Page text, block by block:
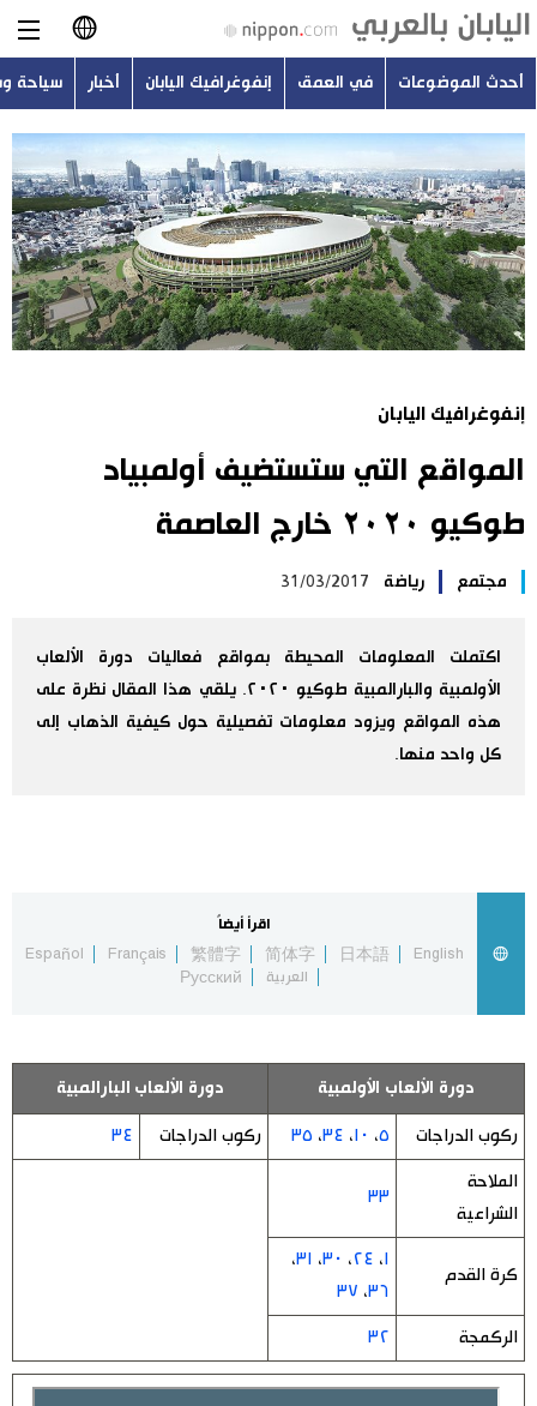
日本語
English
简体字
繁體字
Français
Русский
أحدث الموضوعات
في العمق
اليابان في فيديو
مجتمع
لايف ستايل
طوكيو
تواصل معنا
أحدث الموضوعات في العمق إنفوغرافيك اليابان أخبار سياحة
إنفوغرافيك اليابان
المواقع التي ستستضيف أولمبياد
طوكيو ٢٠٢٠ خارج العاصمة
مجتمع رياضة 31/03/2017
اكتملت المعلومات المحيطة بمواقع فعاليات دورة الألعاب
الأولمبية والبارالمبية طوكيو ٢٠٢٠. يلقي هذا المقال نظرة على
هذه المواقع ويزود معلومات تفصيلية حول كيفية الذهاب إلى
كل واحد منها.
اقرأ أيضاً
English
日本語
简体字
繁體字
Français
Español
العربية
Русский
دورة الألعاب الأولمبية دورة الألعاب البارالمبية
ركوب الدراجات ٥، ١٠ ، ٣٤، ٣٥ ركوب الدراجات ٣٤
الملاحة
الشراعية
٣٣
كرة القدم
، ٢٤، ٣٠، ٣١،
٣٦، ٣٧
الركمجة ٣٢